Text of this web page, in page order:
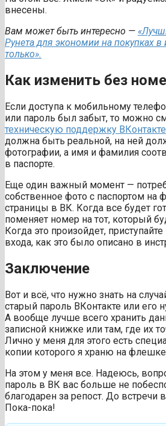
внесены.
Вам может быть интересно —
Рунета для экономии на покупках в
только».
Как изменить без
Если доступа к мобильному
или пароль был забыт, то можно
техническую поддержку ВКонтакте
должна быть реальной, на ней
фотографии, а имя и фамилия
в паспорте.
Еще один важный момент —
собственное фото с паспортом на
страницы в ВК. Когда все будет
поменяет номер на тот, который
Когда это произойдет,
входа, как это было описано в
Заключение
Вот и всё, что нужно знать на
старый пароль ВКонтакте или его
А вообще лучше всего хранить
записной книжке или там, где их
Лично у меня для этого есть
копии которого я храню на флешке
На этом у меня все. Надеюсь,
пароль в ВК вас больше не
благодарен за репост. До встречи
Пока-пока!